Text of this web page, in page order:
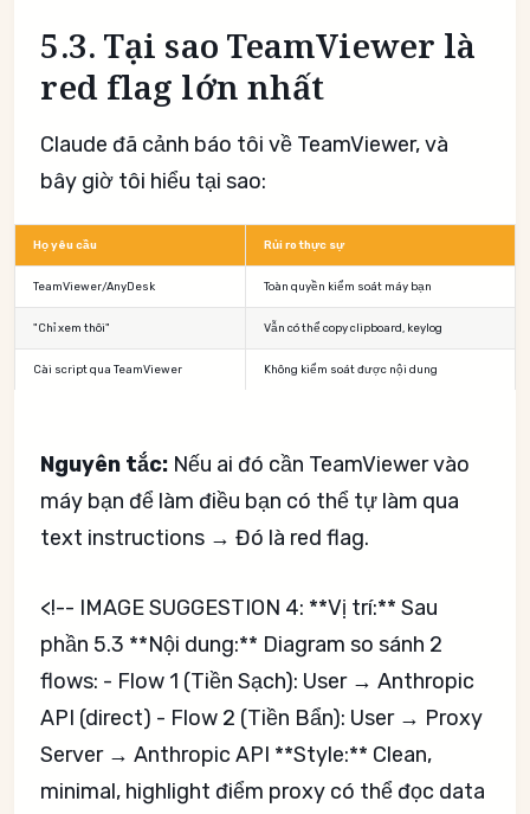
5.3. Tại sao TeamViewer là
red flag lớn nhất
Claude đã cảnh báo tôi về TeamViewer, và
bây giờ tôi hiểu tại sao:
Họ yêu cầu Rủi ro thực sự
TeamViewer/AnyDesk Toàn quyền kiểm soát máy bạn
"Chỉ xem thôi" Vẫn có thể copy clipboard, keylog
Cài script qua TeamViewer Không kiểm soát được nội dung
Nguyên tắc: Nếu ai đó cần TeamViewer vào
máy bạn để làm điều bạn có thể tự làm qua
text instructions → Đó là red flag.
<!-- IMAGE SUGGESTION 4: **Vị trí:** Sau
phần 5.3 **Nội dung:** Diagram so sánh 2
flows: - Flow 1 (Tiền Sạch): User → Anthropic
API (direct) - Flow 2 (Tiền Bẩn): User → Proxy
Server → Anthropic API **Style:** Clean,
minimal, highlight điểm proxy có thể đọc data